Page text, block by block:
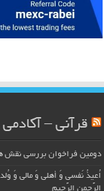
قرآنی – آکادمی
دومین فراخوان بررسی نقش
اُعیذُ نَفسی وَ أهلی وَ مالی وَ
الرَّحمنِ الرَّحیمِ